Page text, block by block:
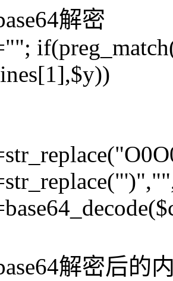
解密
解密后的